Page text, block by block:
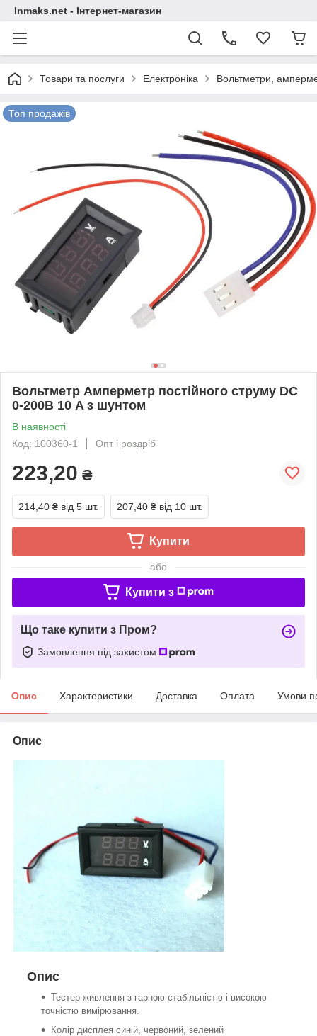
Inmaks.net - Інтернет-магазин
Товари та послуги Електроніка Вольтметри,
Топ продажів
Вольтметр Амперметр постійного струму DC
0-200В 10 A з шунтом
В наявності
Код: 100360-1
Опт і роздріб
223,20 ₴
214,40 ₴ від 5 шт. 207,40 ₴ від 10 шт.
Купити
або
Купити з
Що таке купити з Пром?
Замовлення під захистом
Опис Характеристики Доставка Оплата Умови
Опис
Опис
Тестер живлення з гарною стабільністю і високою
точністю вимірювання.
Колір дисплея синій, червоний, зелений